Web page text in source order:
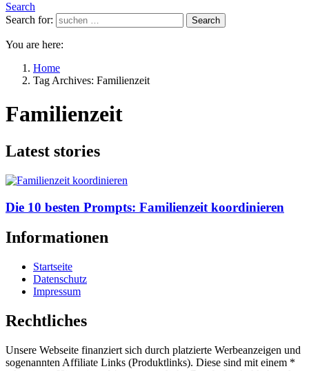
Search
Search for:
Search
You are here:
Home
Tag Archives: Familienzeit
Familienzeit
Latest stories
Die 10 besten Prompts: Familienzeit koordinieren
Informationen
Startseite
Datenschutz
Impressum
Rechtliches
Unsere Webseite finanziert sich durch platzierte Werbeanzeigen und
sogenannten Affiliate Links (Produktlinks). Diese sind mit einem *